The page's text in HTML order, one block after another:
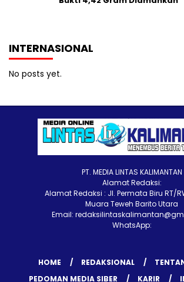
INTERNASIONAL
No posts yet.
PT. MEDIA LINTAS KALIMANTAN
Alamat Redaksi:
Alamat Redaksi : Jl. Permata Biru RT/
Muara Teweh Barito Utara
Email:
WhatsApp:
HOME REDAKSIONAL
PEDOMAN MEDIA SIBER
KARIR